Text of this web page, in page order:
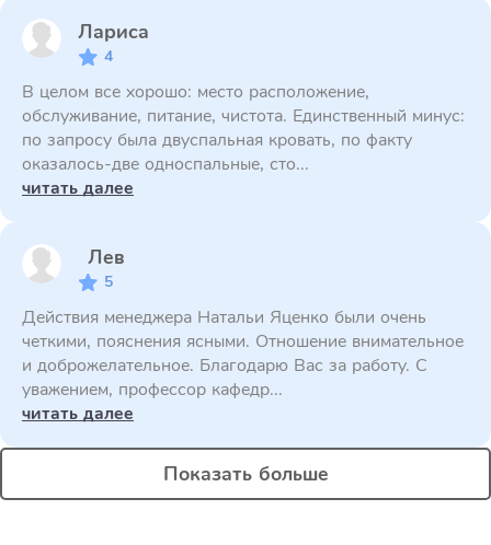
Лариса
4
В целом все хорошо: место расположение,
обслуживание, питание, чистота. Единственный минус:
по запросу была двуспальная кровать, по факту
оказалось-две односпальные, сто...
читать далее
Лев
5
Действия менеджера Натальи Яценко были очень
четкими, пояснения ясными. Отношение внимательное
и доброжелательное. Благодарю Вас за работу. С
уважением, профессор кафедр...
читать далее
Показать больше